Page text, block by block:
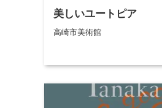
美しいユートピア
高崎市美術館